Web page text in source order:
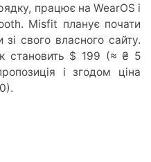
працює на WearOS і
Misfit планує почати
свого власного сайту.
становить $ 199 (≈ ₴ 5
і згодом ціна